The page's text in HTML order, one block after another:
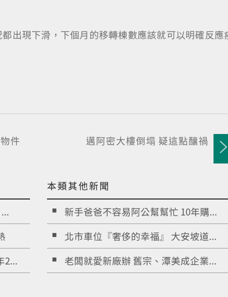
出現下滑，下個月的移轉棟數應該就可以明確反應
件 邁阿密大樓倒塌 疑這點釀禍
2...
本類其他新聞
新手爸爸不容易阿公幫幫忙 10年購...
北市車位『奢侈的幸福』 大安坡道...
老闆就愛新廠辦 舊宗、潭美成企業...